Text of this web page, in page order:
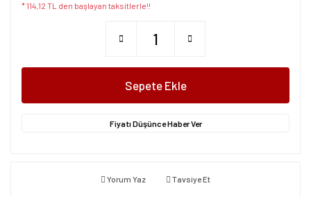
* 114,12 TL den başlayan taksitlerle!!
Sepete Ekle
Fiyatı Düşünce Haber Ver
Yorum Yaz Tavsiye Et